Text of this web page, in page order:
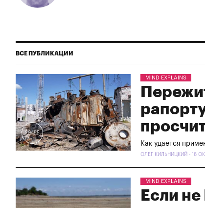
ВСЕ ПУБЛИКАЦИИ
29455
MIND EXPLAINS
Как удается
ОЛЕГ КИЛЬНИЦКИЙ - 18
MIND EXPLAINS
Если